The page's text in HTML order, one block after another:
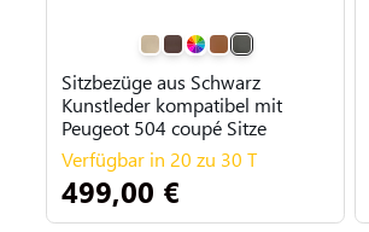
Sitzbezüge aus Schwarz
Kunstleder kompatibel mit
Peugeot 504 coupé Sitze
Verfügbar in 20 zu 30 T
499,00 €